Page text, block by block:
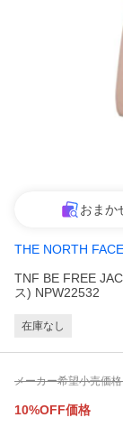
おまか
THE NORTH FACE
TNF BE FREE
ス) NPW22532
在庫なし
メーカー希望小売価格
10%OFF価格